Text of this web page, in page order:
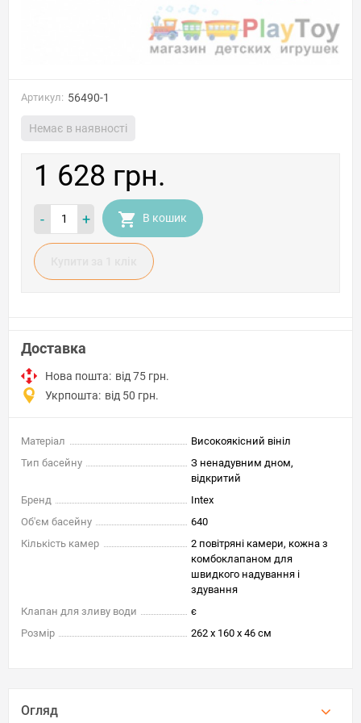
Артикул: 56490-1
Немає в наявності
1 628 грн.
- + В кошик
Доставка
Нова пошта: від 75 грн.
Укрпошта: від 50 грн.
Матеріал
Високоякісний вініл
Тип басейну
З ненадувним дном,
відкритий
Бренд
Intex
Об'єм басейну
640
Кількість камер
2 повітряні камери, кожна з
комбоклапаном для
швидкого надування і
здування
Клапан для зливу води
є
Розмір
262 х 160 х 46 см
Огляд